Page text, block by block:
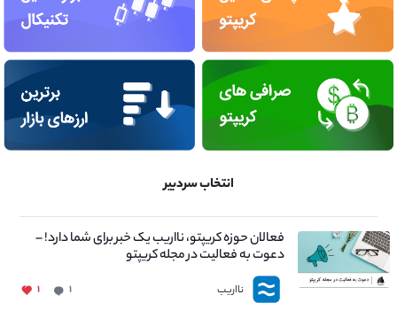
انتخاب سردبیر
فعالان حوزه کریپتو، نااریب یک خبر برای شما دارد! –
دعوت به فعالیت در مجله کریپتو
نااریب ۱ ۱